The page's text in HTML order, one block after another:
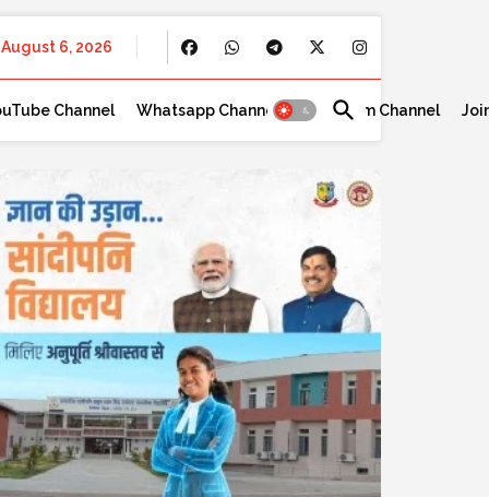
August 6, 2026
Channel Whatsapp Channel Telegram Channel